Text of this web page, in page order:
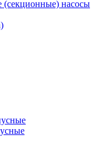
(секционные) насосы